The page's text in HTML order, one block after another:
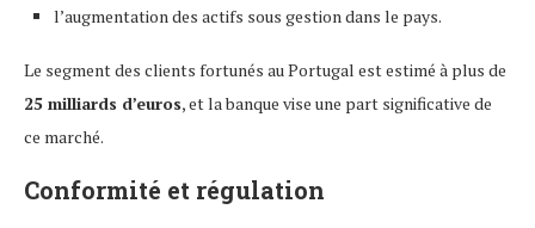
l’augmentation des actifs sous gestion dans le pays.
Le segment des clients fortunés au Portugal est estimé à plus de
25 milliards d’euros, et la banque vise une part significative de
ce marché.
Conformité et régulation